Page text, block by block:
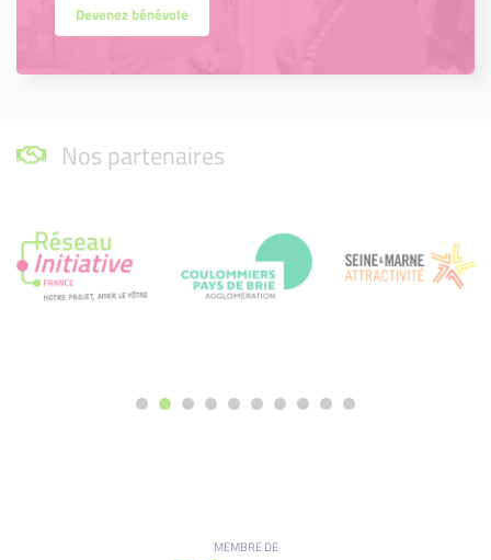
Devenez bénévole
Nos partenaires
MEMBRE DE